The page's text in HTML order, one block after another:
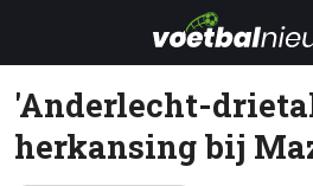
'Anderlecht-
herkansing bij